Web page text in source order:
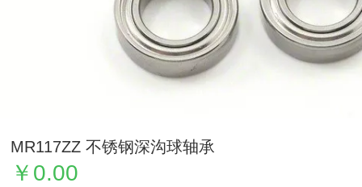
MR117ZZ 不锈钢深沟球轴承
￥0.00